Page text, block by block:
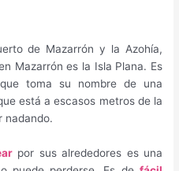
de Mazarrón y la Azohía,
Mazarrón es la Isla Plana. Es
que toma su nombre de una
está a escasos metros de la
nadando.
por sus alrededores es una